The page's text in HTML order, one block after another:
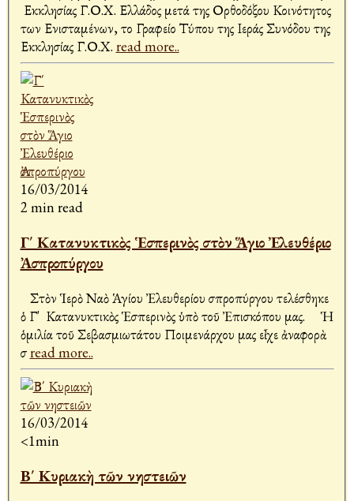
Εκκλησίας Γ.Ο.Χ. Ελλάδος μετά της Ορθοδόξου Κοινότητος
των Ενισταμένων, το Γραφείο Τύπου της Ιεράς Συνόδου της
Εκκλησίας Γ.Ο.Χ. read more..
16/03/2014
2 min read
Γ΄ Κατανυκτικὸς Ἑσπερινὸς στὸν Ἅγιο Ἐλευθέριο
Ἀσπροπύργου
Στὸν Ἱερὸ Ναὸ Ἁγίου Ἐλευθερίου Ἀσπροπύργου τελέσθηκε
ὁ Γ' Κατανυκτικὸς Ἑσπερινὸς ὑπὸ τοῦ Ἐπισκόπου μας. Ἡ
ὁμιλία τοῦ Σεβασμιωτάτου Ποιμενάρχου μας εἶχε ἀναφορὰ
σread more..
16/03/2014
<1min
Β΄ Κυριακὴ τῶν νηστειῶν